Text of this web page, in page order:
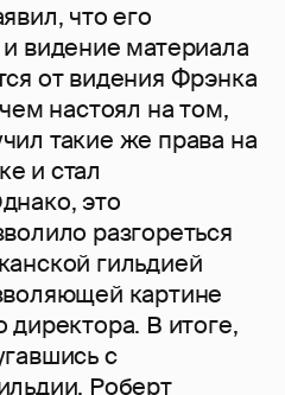
что его
видение материала
от видения Фрэнка
настоял на том,
такие же права на
и стал
это
разгореться
гильдией
картине
директора. В итоге,
с
Роберт